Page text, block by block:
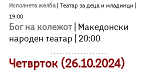
Исполнета желба
| Театар за деца и младинци |
19:00
Бог на колежот
| Македонски
народен театар | 20:00
Четврток (26.10.2024)